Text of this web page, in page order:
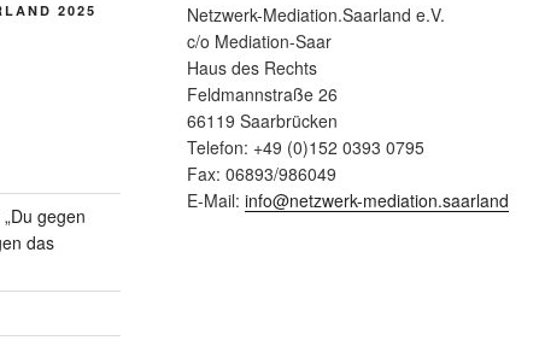
2025
gegen
das
Netzwerk-Mediation.Saarland e.V.
c/o Mediation-Saar
Haus des Rechts
Feldmannstraße 26
66119 Saarbrücken
Telefon: +49 (0)152 0393 0795
Fax: 06893/986049
E-Mail: info@netzwerk-mediation.saarland